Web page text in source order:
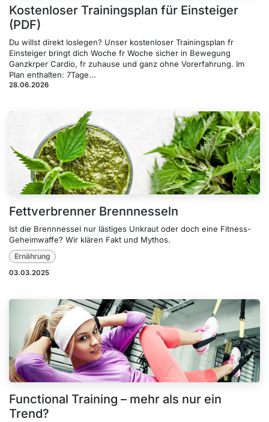
Kostenloser Trainingsplan für Einsteiger
(PDF)
Du willst direkt loslegen? Unser kostenloser Trainingsplan fr
Einsteiger bringt dich Woche fr Woche sicher in Bewegung
Ganzkrper Cardio, fr zuhause und ganz ohne Vorerfahrung. Im
Plan enthalten: 7Tage...
28.06.2026
Fettverbrenner Brennnesseln
Ist die Brennnessel nur lästiges Unkraut oder doch eine Fitness-
Geheimwaffe? Wir klären Fakt und Mythos.
Ernährung
03.03.2025
Functional Training – mehr als nur ein
Trend?